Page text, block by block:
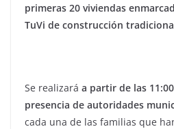
primeras 20 viviendas
TuVi de construcción
Se realizará a partir de las
presencia de autoridades
cada una de las familias que